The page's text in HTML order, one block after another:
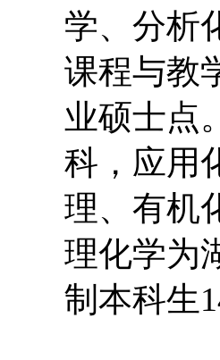
学、分析
课程与教
业硕士点
科，应用
理、有机
理化学为
制本科生